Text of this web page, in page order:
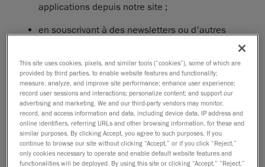
applications depuis notre site ;
en souscrivant à des newsletters ou d'autres
en nous contactant par téléphone, email, etc. ;
en candidatant à un emploi ou à un stage.
Généralement, les informations personnelles que vous
nous fournissez peuvent comprendre votre nom, nom
d'utilisateur, nom d'entreprise, adresse, adresse e-mail,
numéro de téléphone, poste, fonction,
This site uses cookies, pixels, and similar tools (“cookies”), some of which are
provided by third parties, to enable website features and functionality;
measure, analyze, and improve site performance; enhance user experience;
record user sessions and interactions; personalize content; and support our
advertising and marketing. We and our third-party vendors may monitor,
record, and access information and data, including device data, IP address and
online identifiers, referring URLs and other browsing information, for these and
similar purposes. By clicking Accept, you agree to such purposes. If you
continue to browse our site without clicking “Accept,” or if you click “Reject,”
only cookies necessary to operate and enable default website features and
functionalities will be deployed. By using this site or clicking “Accept,” “Reject,”